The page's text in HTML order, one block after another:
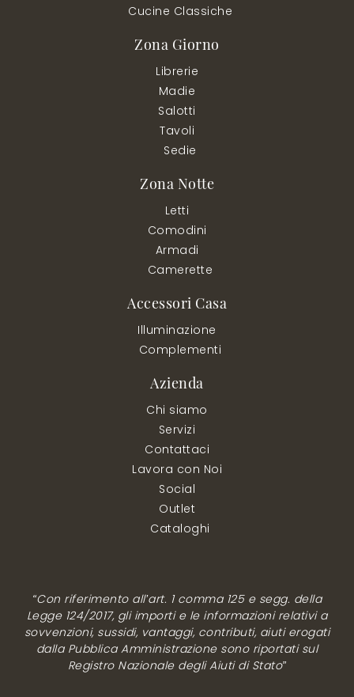
Cucine Classiche
Zona Giorno
Librerie
Madie
Salotti
Tavoli
Sedie
Zona Notte
Letti
Comodini
Armadi
Camerette
Accessori Casa
Illuminazione
Complementi
Azienda
Chi siamo
Servizi
Contattaci
Lavora con Noi
Social
Outlet
Cataloghi
“Con riferimento all’art. 1 comma 125 e segg. della
Legge 124/2017, gli importi e le informazioni relativi a
sovvenzioni, sussidi, vantaggi, contributi, aiuti erogati
dalla Pubblica Amministrazione sono riportati sul
Registro Nazionale degli Aiuti di Stato”